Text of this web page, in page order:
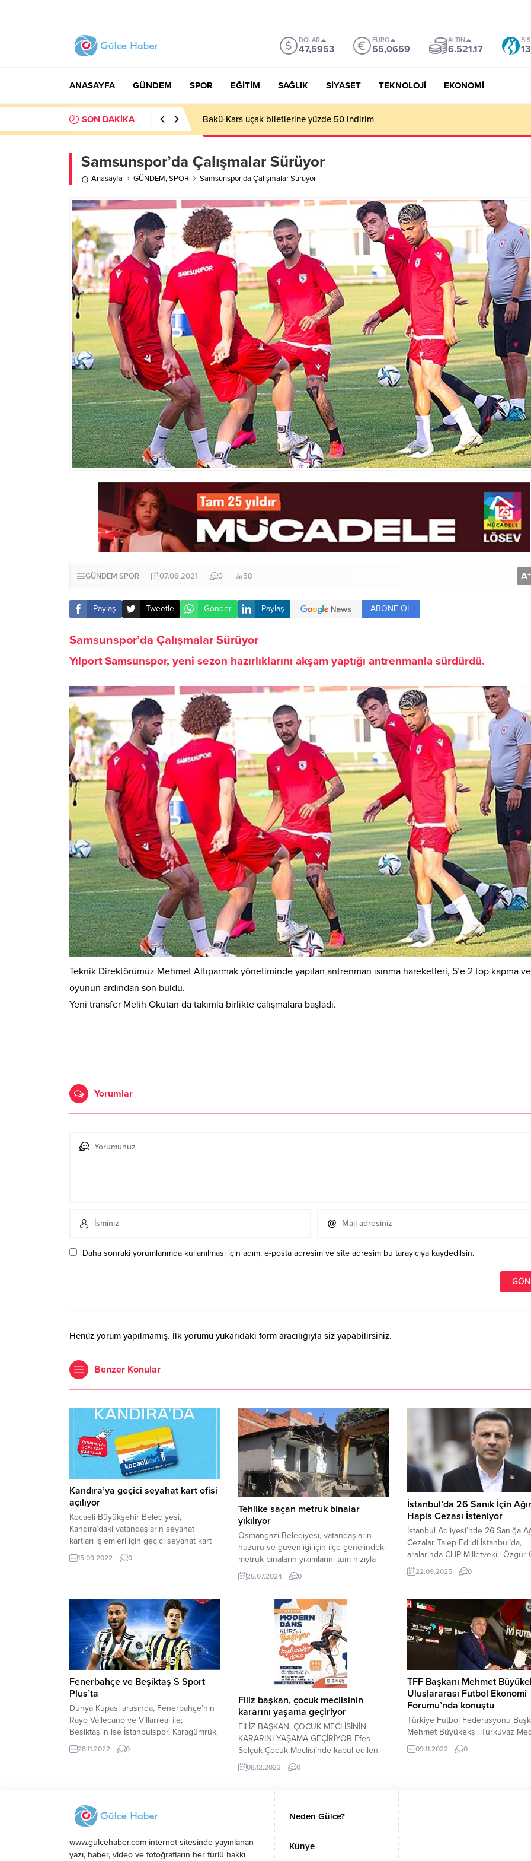
DOLAR
47,5953
EURO
55,0659
ALTIN
6.521,17
ANASAYFA GÜNDEM SPOR EĞİTİM SAĞLIK SİYASET TEKNOLOJİ EKONOMİ
SON DAKİKA Basın İlan Kurumu Genel Müdürü Çay, Bursa’da gazetecilerle buluştu
Samsunspor’da Çalışmalar Sürüyor
Anasayfa GÜNDEM,SPOR Samsunspor’da Çalışmalar Sürüyor
GÜNDEM SPOR 07.08.2021 0 58 A+
Paylaş Tweetle Gönder Paylaş ABONE OL
Samsunspor’da Çalışmalar Sürüyor
Yılport Samsunspor, yeni sezon hazırlıklarını akşam yaptığı antrenmanla sürdürdü.
Teknik Direktörümüz Mehmet Altıparmak yönetiminde yapılan antrenman ısınma hareketleri, 5’e 2 top kapma ve
oyunun ardından son buldu.
Yeni transfer Melih Okutan da takımla birlikte çalışmalara başladı.
Yorumlar
Daha sonraki yorumlarımda kullanılması için adım, e-posta adresim ve site adresim bu tarayıcıya kaydedilsin.
Henüz yorum yapılmamış. İlk yorumu yukarıdaki form aracılığıyla siz yapabilirsiniz.
Benzer Konular
Kandıra’ya geçici seyahat kart ofisi
açılıyor
Kocaeli Büyükşehir Belediyesi,
Kandıra’daki vatandaşların seyahat
kartları işlemleri için geçici seyahat kart
ofisi açıyor. Kocaeli Büyükşehir ...
15.09.2022 0
Tehlike saçan metruk binalar
yıkılıyor
Osmangazi Belediyesi, vatandaşların
huzuru ve güvenliği için ilçe genelindeki
metruk binaların yıkımlarını tüm hızıyla
sürdürüyor.
26.07.2024 0
İstanbul’da 26 Sanık İçin Ağır
Hapis Cezası İsteniyor
İstanbul Adliyesi’nde 26 Sanığa
Cezalar Talep Edildi İstanbul’da,
aralarında CHP Milletvekili Özgür
de bulunduğu 26 sanık, “görevi
yaptırmamak için direnme”,
dağılmama”, “kasten yaralama” ve
malına zarar verme” suçlarından
yargılanıyor. Sanıklar hakkında 3
aydan 15 yıl 6 aya kadar hapis
22.09.2025 0
Fenerbahçe ve Beşiktaş S Sport
Plus’ta
Dünya Kupası arasında, Fenerbahçe’nin
Rayo Vallecano ve Villarreal ile;
Beşiktaş’ın ise İstanbulspor, Karagümrük,
Charleroi, Westerlo, Giresunspor ile
oynayacağı hazırlık maçları canlı yayınla S
maçlarıyla S Sport Plus’ta! Her iki takımın
da hazırlık maçları Dünya Kupası...
28.11.2022 0
Filiz başkan, çocuk meclisinin
kararını yaşama geçiriyor
FİLİZ BAŞKAN, ÇOCUK MECLİSİNİN
KARARINI YAŞAMA GEÇİRİYOR Efes
Selçuk Çocuk Meclisi’nde kabul edilen
modern dans kursu, Efes Selçuk
Belediye Başkanı Filiz Ceritoğlu Sengel
arası çocukların kayıt yaptırabileceği kurs
için son başvuru tarihi 22 Aralık. 20
Kasım Dünya Çocuk Hakları Günü’nde
Odeon’da kurulan Efes Selçuk...
08.12.2023 0
TFF Başkanı Mehmet
Uluslararası Futbol Ekonomi
Forumu’nda konuştu
Türkiye Futbol Federasyonu
Mehmet Büyükekşi, Turkuvaz
Merkezi’nde Gençlik ve Spor
Mehmet Muharrem Kasapoğlu,
09.11.2022 0
www.gulcehaber.com internet sitesinde yayınlanan
yazı, haber, video ve fotoğrafların her türlü hakkı
Neden Gülce?
Künye